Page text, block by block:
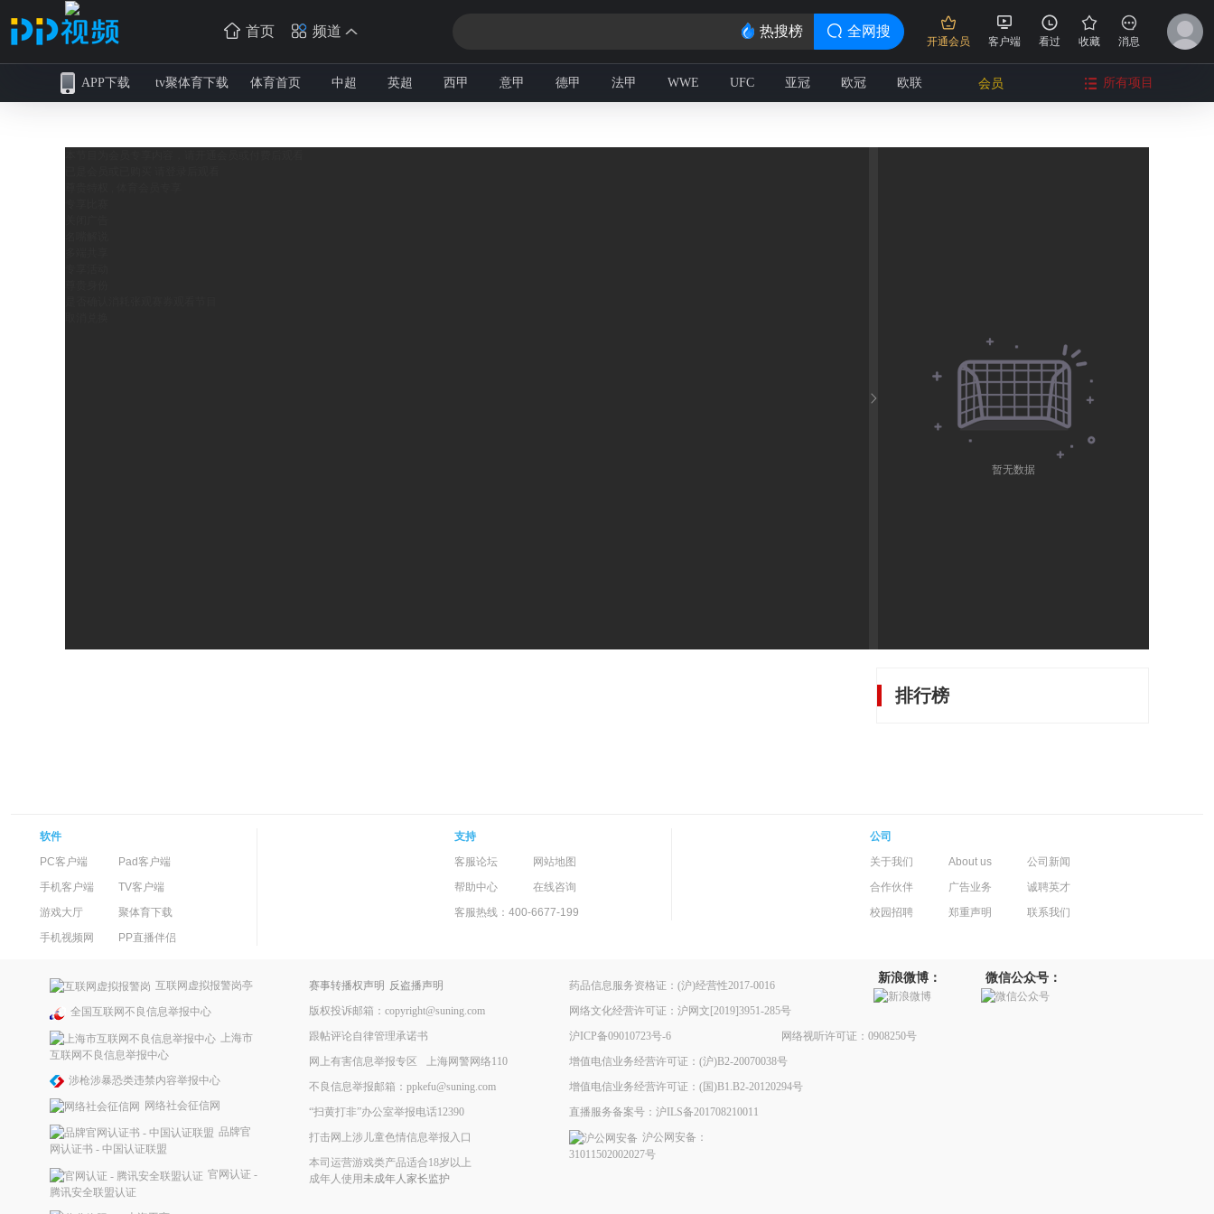
首页 频道 全网搜
热搜榜
开通会员 客户端 看过 收藏 消息
tv聚体育下载
APP下载 体育首页 中超 英超 西甲 意甲 德甲 法甲 WWE UFC 亚冠 欧冠 欧联 会员 所有项目
暂无数据
排行榜
软件
PC客户端
Pad客户端
手机客户端
TV客户端
游戏大厅
聚体育下载
手机视频网
PP直播伴侣
支持
客服论坛
网站地图
帮助中心
在线咨询
客服热线：400-6677-199
公司
关于我们
About us
公司新闻
合作伙伴
广告业务
诚聘英才
校园招聘
郑重声明 联系我们
互联网虚拟报警岗亭
全国互联网不良信息举报中心
上海市
互联网不良信息举报中心
涉枪涉暴恐类违禁内容举报中心
网络社会征信网
品牌官
网认证书 - 中国认证联盟
官网认证 -
腾讯安全联盟认证
赛事转播权声明 反盗播声明
版权投诉邮箱：copyright@suning.com
跟帖评论自律管理承诺书
网上有害信息举报专区
上海网警网络110
不良信息举报邮箱：ppkefu@suning.com
“扫黄打非”办公室举报电话12390
打击网上涉儿童色情信息举报入口
本司运营游戏类产品适合18岁以上
成年人使用未成年人家长监护
药品信息服务资格证：(沪)经营性2017-0016
网络文化经营许可证：沪网文[2019]3951-285号
沪ICP备09010723号-6
网络视听许可证：0908250号
增值电信业务经营许可证：(沪)B2-20070038号
增值电信业务经营许可证：(国)B1.B2-20120294号
直播服务备案号：沪ILS备201708210011
沪公网安备：
31011502002027号
新浪微博： 微信公众号：